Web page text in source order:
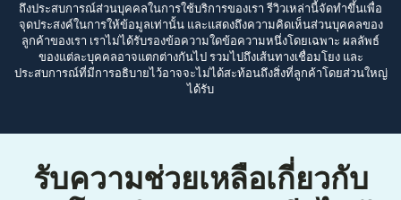
ถึงประสบการณ์ส่วนบุคคลในการใช้บริการของเรา รีวิวเหล่านี้จัดทำขึ้นเพื่อ
จุดประสงค์ในการให้ข้อมูลเท่านั้น และแสดงถึงความคิดเห็นส่วนบุคคลของ
ลูกค้าของเรา เราไม่ได้รับรองข้อความใดข้อความหนึ่งโดยเฉพาะ ผลลัพธ์
ของแต่ละบุคคลอาจแตกต่างกันไป รวมไปถึงเส้นทางเชื่อมโยง และ
ประสบการณ์ที่มีการอธิบายไว้อาจจะไม่ได้สะท้อนถึงสิ่งที่ลูกค้าโดยส่วนใหญ่
ได้รับ
รับความช่วยเหลือเกี่ยวกับ